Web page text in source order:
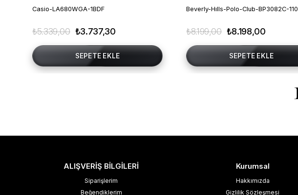
Casio-LA680WGA-1BDF
₺3.737,30
₺5.339,00
SEPETE EKLE
Beverly-Hılls-Polo-Club-BP3082C-110
₺8.198,00
₺8.199,00
SEPETE EKLE
ALIŞVERİŞ BİLGİLERİ
Siparişlerim
Beğendiklerim
Kurumsal
Hakkımızda
Gizlilik Sözleşmesi